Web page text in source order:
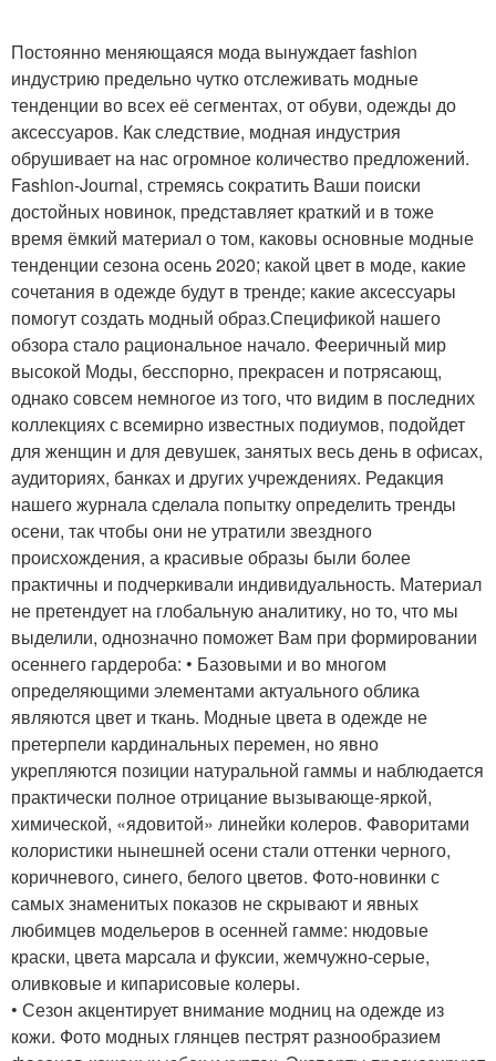
Постоянно меняющаяся мода вынуждает fashion
индустрию предельно чутко отслеживать модные
тенденции во всех её сегментах, от обуви, одежды до
аксессуаров. Как следствие, модная индустрия
обрушивает на нас огромное количество предложений.
Fashion-Journal, стремясь сократить Ваши поиски
достойных новинок, представляет краткий и в тоже
время ёмкий материал о том, каковы основные модные
тенденции сезона осень 2020; какой цвет в моде, какие
сочетания в одежде будут в тренде; какие аксессуары
помогут создать модный образ.Спецификой нашего
обзора стало рациональное начало. Фееричный мир
высокой Моды, бесспорно, прекрасен и потрясающ,
однако совсем немногое из того, что видим в последних
коллекциях с всемирно известных подиумов, подойдет
для женщин и для девушек, занятых весь день в офисах,
аудиториях, банках и других учреждениях. Редакция
нашего журнала сделала попытку определить тренды
осени, так чтобы они не утратили звездного
происхождения, а красивые образы были более
практичны и подчеркивали индивидуальность. Материал
не претендует на глобальную аналитику, но то, что мы
выделили, однозначно поможет Вам при формировании
осеннего гардероба: • Базовыми и во многом
определяющими элементами актуального облика
являются цвет и ткань. Модные цвета в одежде не
претерпели кардинальных перемен, но явно
укрепляются позиции натуральной гаммы и наблюдается
практически полное отрицание вызывающе-яркой,
химической, «ядовитой» линейки колеров. Фаворитами
колористики нынешней осени стали оттенки черного,
коричневого, синего, белого цветов. Фото-новинки с
самых знаменитых показов не скрывают и явных
любимцев модельеров в осенней гамме: нюдовые
краски, цвета марсала и фуксии, жемчужно-серые,
оливковые и кипарисовые колеры.
• Сезон акцентирует внимание модниц на одежде из
кожи. Фото модных глянцев пестрят разнообразием